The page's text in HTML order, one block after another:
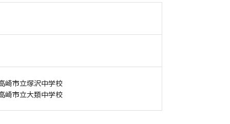
崎市立塚沢中学校
崎市立大類中学校